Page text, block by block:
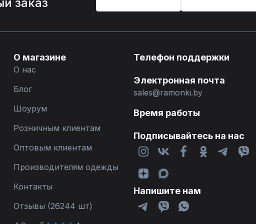
О магазине
О нас
Блог
Шоурум
Розничным клиентам
Оптовым клиентам
Производителям одежды
Контакты
Отзывы (26244 шт)
Телефон поддержки
Электронная почта
sales@ramonki.by
Время работы
Подписывайтесь на нас
Напишите нам